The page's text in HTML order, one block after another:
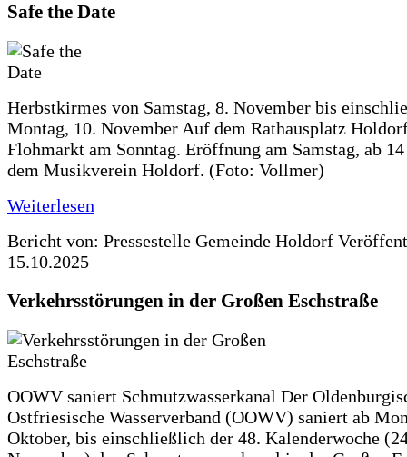
Safe the Date
Herbstkirmes von Samstag, 8. November bis
Montag, 10. November Auf dem Rathausplatz
Flohmarkt am Sonntag. Eröffnung am Samstag, ab
dem Musikverein Holdorf. (Foto: Vollmer)
Weiterlesen
Bericht von: Pressestelle Gemeinde Holdorf
15.10.2025
Verkehrsstörungen in der Großen Eschstraße
OOWV saniert Schmutzwasserkanal Der
Ostfriesische Wasserverband (OOWV) saniert ab
Oktober, bis einschließlich der 48. Kalenderwoche